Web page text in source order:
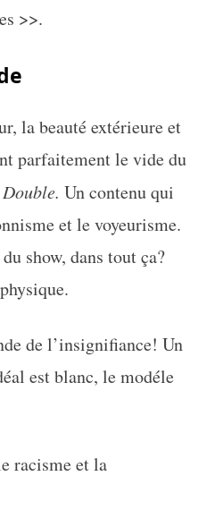
>>.
la beauté extérieure et
parfaitement le vide du
Un contenu qui
et le voyeurisme.
show, dans tout ça?
de l’insignifiance! Un
est blanc, le modéle
racisme et la